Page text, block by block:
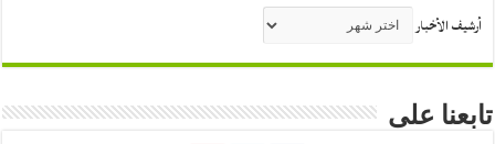
أرشيف الأخبار
تابعنا على